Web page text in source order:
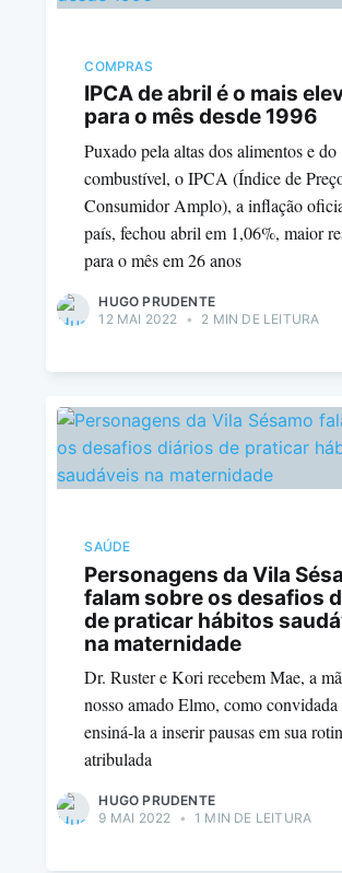
COMPRAS
IPCA de abril é o mais
para o mês desde 1996
Puxado pela altas dos alimentos e do
combustível, o IPCA (Índice de
Consumidor Amplo), a inflação
país, fechou abril em 1,06%, maior
para o mês em 26 anos
HUGO PRUDENTE
12 MAI 2022
• 2 MIN DE LEITURA
SAÚDE
Personagens da Vila
falam sobre os desafios
de praticar hábitos
na maternidade
Dr. Ruster e Kori recebem Mae, a
nosso amado Elmo, como convidada
ensiná-la a inserir pausas em sua
atribulada
HUGO PRUDENTE
9 MAI 2022 • 1 MIN DE LEITURA